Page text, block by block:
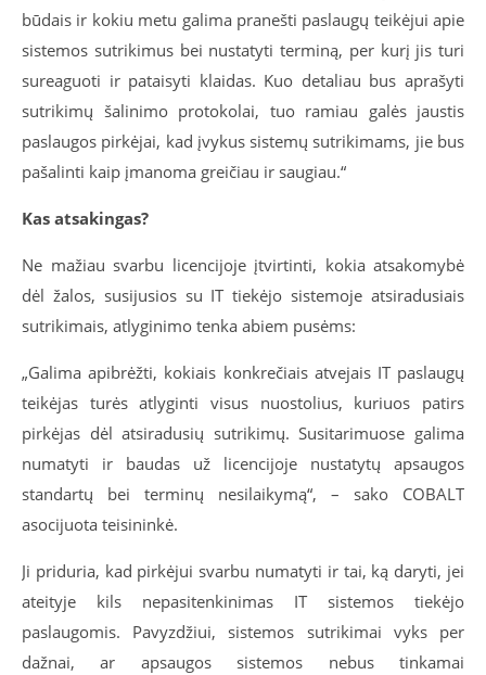
būdais ir kokiu metu galima pranešti paslaugų teikėjui apie
sistemos sutrikimus bei nustatyti terminą, per kurį jis turi
sureaguoti ir pataisyti klaidas. Kuo detaliau bus aprašyti
sutrikimų šalinimo protokolai, tuo ramiau galės jaustis
paslaugos pirkėjai, kad įvykus sistemų sutrikimams, jie bus
pašalinti kaip įmanoma greičiau ir saugiau.“
Kas atsakingas?
Ne mažiau svarbu licencijoje įtvirtinti, kokia atsakomybė
dėl žalos, susijusios su IT tiekėjo sistemoje atsiradusiais
sutrikimais, atlyginimo tenka abiem pusėms:
„Galima apibrėžti, kokiais konkrečiais atvejais IT paslaugų
teikėjas turės atlyginti visus nuostolius, kuriuos patirs
pirkėjas dėl atsiradusių sutrikimų. Susitarimuose galima
numatyti ir baudas už licencijoje nustatytų apsaugos
standartų bei terminų nesilaikymą“, – sako COBALT
asocijuota teisininkė.
Ji priduria, kad pirkėjui svarbu numatyti ir tai, ką daryti, jei
ateityje kils nepasitenkinimas IT sistemos tiekėjo
paslaugomis. Pavyzdžiui, sistemos sutrikimai vyks per
dažnai, ar apsaugos sistemos nebus tinkamai